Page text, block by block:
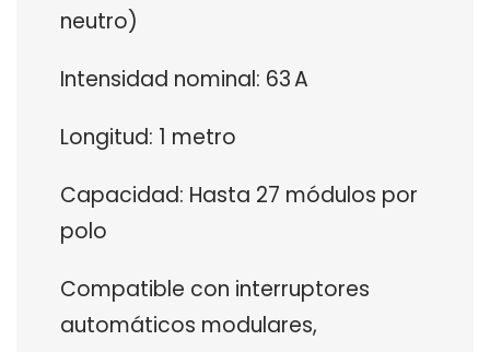
neutro)
Intensidad nominal: 63 A
Longitud: 1 metro
Capacidad: Hasta 27 módulos por
polo
Compatible con interruptores
automáticos modulares,